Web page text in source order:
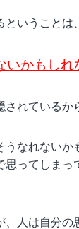
ということは
いかもしれ
されているか
うなれないか
思ってしまっ
、人は自分の